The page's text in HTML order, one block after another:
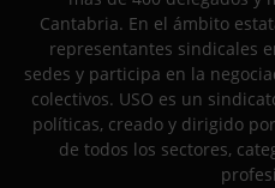
Cantabria. En el ámbito
representantes sindicales
sedes y participa en la
colectivos. USO es un
políticas, creado y dirigido
de todos los sectores,